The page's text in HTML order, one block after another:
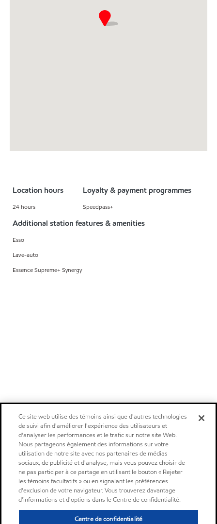
Location hours
24 hours
Loyalty & payment programmes
Speedpass+
Additional station features & amenities
Esso
Lave-auto
Essence Supreme+ Synergy
Ce site web utilise des témoins ainsi que d'autres technologies
de suivi afin d'améliorer l'expérience des utilisateurs et
d'analyser les performances et le trafic sur notre site Web.
Nous partageons également des informations sur votre
utilisation de notre site avec nos partenaires de médias
sociaux, de publicité et d'analyse, mais vous pouvez choisir de
ne pas participer à ce partage en utilisant le bouton « Rejeter
les témoins facultatifs » ou en signalant les préférences
d'exclusion de votre navigateur. Vous trouverez davantage
d'informations et d'options dans le Centre de confidentialité.
Centre de confidentialité